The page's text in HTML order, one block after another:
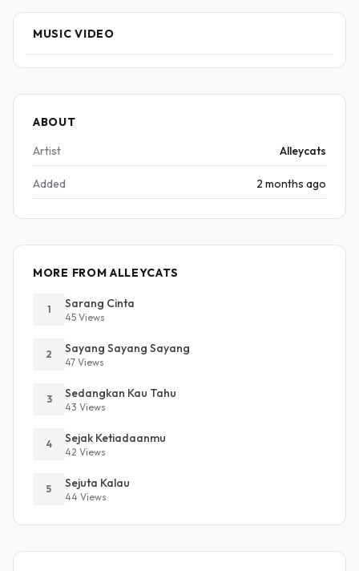
MUSIC VIDEO
ABOUT
Artist
Alleycats
Added 2 months ago
MORE FROM ALLEYCATS
1 Sarang Cinta
45 Views
2 Sayang Sayang Sayang
47 Views
3 Sedangkan Kau Tahu
43 Views
4 Sejak Ketiadaanmu
42 Views
5 Sejuta Kalau
44 Views